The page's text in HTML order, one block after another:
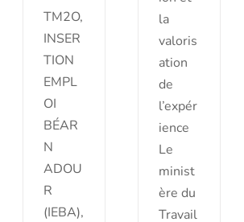
TM2O,
INSER
TION
EMPL
OI
BÉAR
N
ADOU
R
(IEBA),
la
valoris
ation
de
l’expér
ience
Le
minist
ère du
Travail